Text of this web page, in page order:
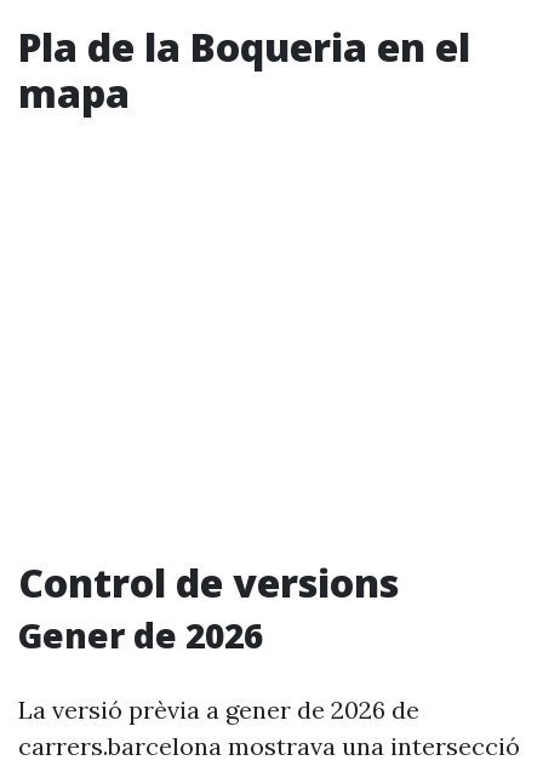
Pla de la Boqueria en el
mapa
Control de versions
Gener de 2026
La versió prèvia a gener de 2026 de
carrers.barcelona mostrava una intersecció